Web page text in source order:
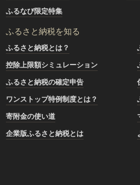
ふるなび限定特集
ふるさと納税を知る
ふるさと納税とは？
控除上限額シミュレーション
ふるさと納税の確定申告
ワンストップ特例制度とは？
寄附金の使い道
企業版ふるさと納税とは